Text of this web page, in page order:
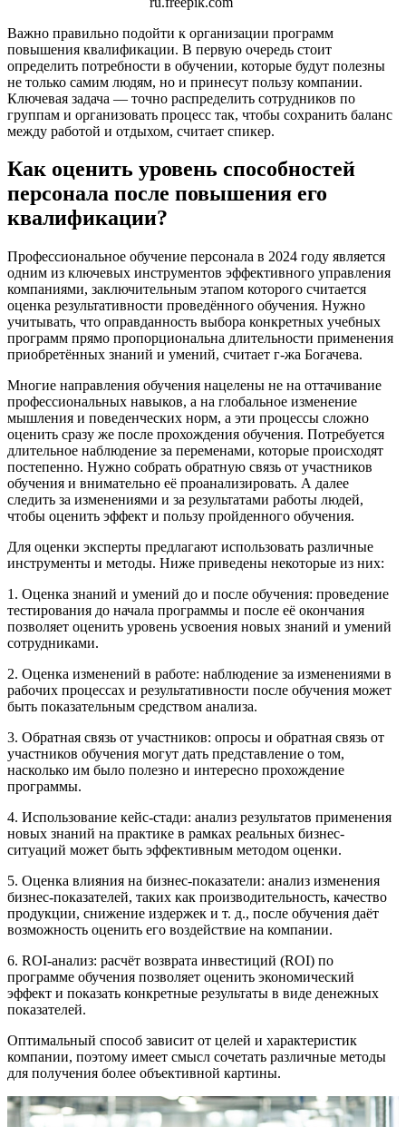
Важно правильно подойти к организации программ
повышения квалификации. В первую очередь стоит
определить потребности в обучении, которые будут полезны
не только самим людям, но и принесут пользу компании.
Ключевая задача — точно распределить сотрудников по
группам и организовать процесс так, чтобы сохранить баланс
между работой и отдыхом, считает спикер.
Как оценить уровень способностей
персонала после повышения его
квалификации?
Профессиональное обучение персонала в 2024 году является
одним из ключевых инструментов эффективного управления
компаниями, заключительным этапом которого считается
оценка результативности проведённого обучения. Нужно
учитывать, что оправданность выбора конкретных учебных
программ прямо пропорциональна длительности применения
приобретённых знаний и умений, считает г-жа Богачева.
Многие направления обучения нацелены не на оттачивание
профессиональных навыков, а на глобальное изменение
мышления и поведенческих норм, а эти процессы сложно
оценить сразу же после прохождения обучения. Потребуется
длительное наблюдение за переменами, которые происходят
постепенно. Нужно собрать обратную связь от участников
обучения и внимательно её проанализировать. А далее
следить за изменениями и за результатами работы людей,
чтобы оценить эффект и пользу пройденного обучения.
Для оценки эксперты предлагают использовать различные
инструменты и методы. Ниже приведены некоторые из них:
1. Оценка знаний и умений до и после обучения: проведение
тестирования до начала программы и после её окончания
позволяет оценить уровень усвоения новых знаний и умений
сотрудниками.
2. Оценка изменений в работе: наблюдение за изменениями в
рабочих процессах и результативности после обучения может
быть показательным средством анализа.
3. Обратная связь от участников: опросы и обратная связь от
участников обучения могут дать представление о том,
насколько им было полезно и интересно прохождение
программы.
4. Использование кейс-стади: анализ результатов применения
новых знаний на практике в рамках реальных бизнес-
ситуаций может быть эффективным методом оценки.
5. Оценка влияния на бизнес-показатели: анализ изменения
бизнес-показателей, таких как производительность, качество
продукции, снижение издержек и т. д., после обучения даёт
возможность оценить его воздействие на компании.
6. ROI-анализ: расчёт возврата инвестиций (ROI) по
программе обучения позволяет оценить экономический
эффект и показать конкретные результаты в виде денежных
показателей.
Оптимальный способ зависит от целей и характеристик
компании, поэтому имеет смысл сочетать различные методы
для получения более объективной картины.